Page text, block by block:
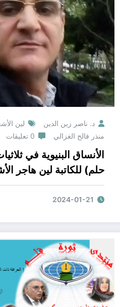
د. ناصر زين الدين لين
منذر فالح الغزالي 0 تعليقات
الأنساق البنيوية في
حلم) للكاتبة لين هاجر
الناقد منذ ر فالح الغزالي
2024-01-21